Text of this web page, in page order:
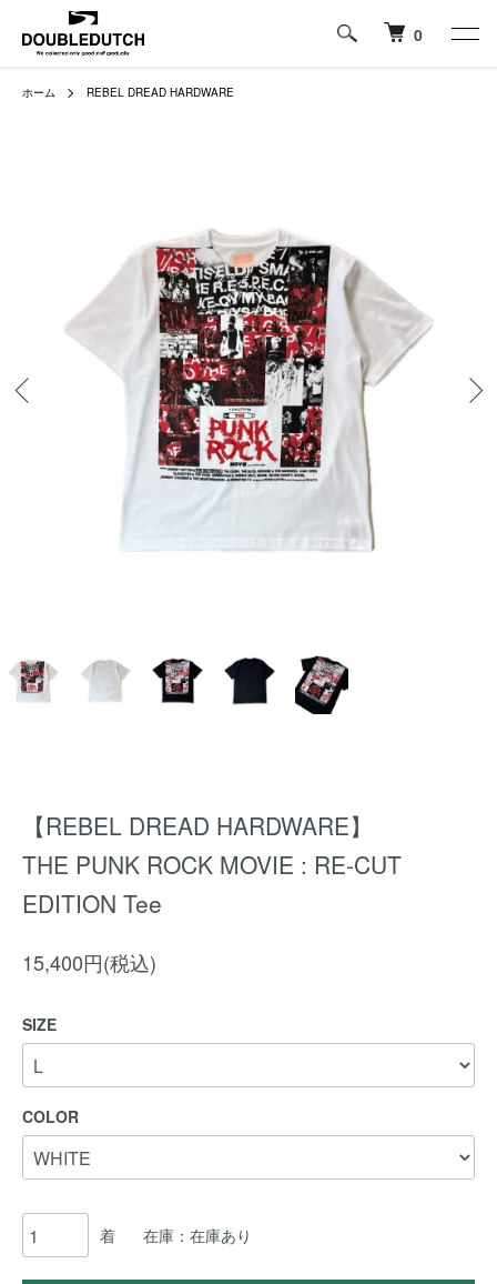
0
ホーム REBEL DREAD HARDWARE
【REBEL DREAD HARDWARE】
THE PUNK ROCK MOVIE : RE-CUT
EDITION Tee
15,400円(税込)
SIZE
COLOR
着 在庫：在庫あり